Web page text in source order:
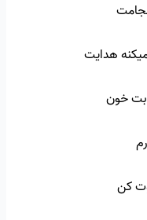
هدایت
خون
کن